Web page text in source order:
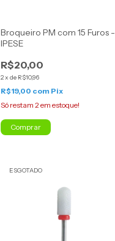
Broqueiro PM com 15 Furos -
IPESE
R$20,00
2xde R$10,96
R$19,00 com Pix
Só restam2 em estoque!
ESGOTADO